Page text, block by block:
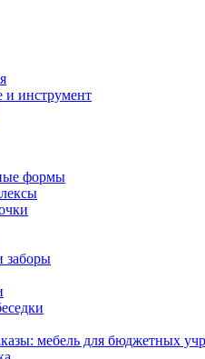
и инструмент
формы
заборы
мебель для бюджетных